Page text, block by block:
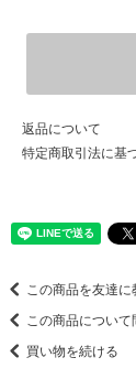
返品について
特定商取引法に基
この商品を友達に
この商品について
買い物を続ける